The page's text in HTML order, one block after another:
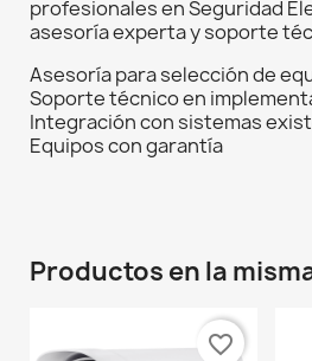
profesionales en Seguridad
asesoría experta y soporte
Asesoría para selección de
Soporte técnico en
Integración con sistemas
Equipos con garantía
Productos en la
favorite_border